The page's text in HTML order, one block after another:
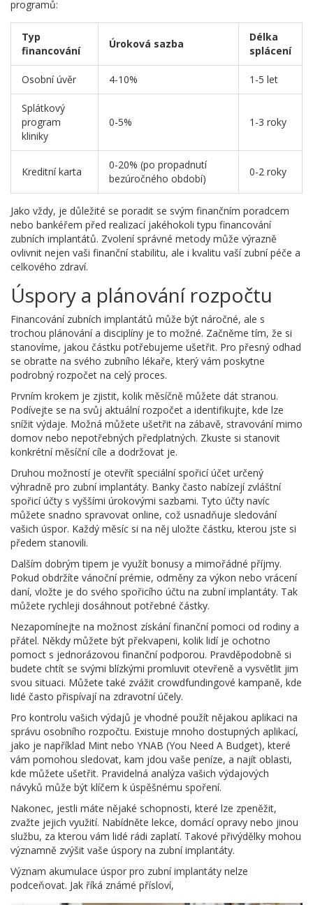
programů:
Typ
financování
Úroková sazba
Délka
splácení
Osobní úvěr 4-10% 1-5 let
Splátkový
program
kliniky
0-5% 1-3 roky
Kreditní karta
0-20% (po propadnutí
bezúročného období)
0-2 roky
Jako vždy, je důležité se poradit se svým finančním poradcem
nebo bankéřem před realizací jakéhokoli typu financování
zubních implantátů. Zvolení správné metody může výrazně
ovlivnit nejen vaši finanční stabilitu, ale i kvalitu vaší zubní péče a
celkového zdraví.
Úspory a plánování rozpočtu
Financování zubních implantátů může být náročné, ale s
trochou plánování a disciplíny je to možné. Začněme tím, že si
stanovíme, jakou částku potřebujeme ušetřit. Pro přesný odhad
se obraťte na svého zubního lékaře, který vám poskytne
podrobný rozpočet na celý proces.
Prvním krokem je zjistit, kolik měsíčně můžete dát stranou.
Podívejte se na svůj aktuální rozpočet a identifikujte, kde lze
snížit výdaje. Možná můžete ušetřit na zábavě, stravování mimo
domov nebo nepotřebných předplatných. Zkuste si stanovit
konkrétní měsíční cíle a dodržovat je.
Druhou možností je otevřít speciální spořicí účet určený
výhradně pro zubní implantáty. Banky často nabízejí zvláštní
spořicí účty s vyššími úrokovými sazbami. Tyto účty navíc
můžete snadno spravovat online, což usnadňuje sledování
vašich úspor. Každý měsíc si na něj uložte částku, kterou jste si
předem stanovili.
Dalším dobrým tipem je využít bonusy a mimořádné příjmy.
Pokud obdržíte vánoční prémie, odměny za výkon nebo vrácení
daní, vložte je do svého spořicího účtu na zubní implantáty. Tak
můžete rychleji dosáhnout potřebné částky.
Nezapomínejte na možnost získání finanční pomoci od rodiny a
přátel. Někdy můžete být překvapeni, kolik lidí je ochotno
pomoct s jednorázovou finanční podporou. Pravděpodobně si
budete chtít se svými blízkými promluvit otevřeně a vysvětlit jim
svou situaci. Můžete také zvážit crowdfundingové kampaně, kde
lidé často přispívají na zdravotní účely.
Pro kontrolu vašich výdajů je vhodné použít nějakou aplikaci na
správu osobního rozpočtu. Existuje mnoho dostupných aplikací,
jako je například Mint nebo YNAB (You Need A Budget), které
vám pomohou sledovat, kam jdou vaše peníze, a najít oblasti,
kde můžete ušetřit. Pravidelná analýza vašich výdajových
návyků může být klíčem k úspěšnému spoření.
Nakonec, jestli máte nějaké schopnosti, které lze zpeněžit,
zvažte jejich využití. Nabídněte lekce, domácí opravy nebo jinou
službu, za kterou vám lidé rádi zaplatí. Takové přivýdělky mohou
významně zvýšit vaše úspory na zubní implantáty.
Význam akumulace úspor pro zubní implantáty nelze
podceňovat. Jak říká známé přísloví,